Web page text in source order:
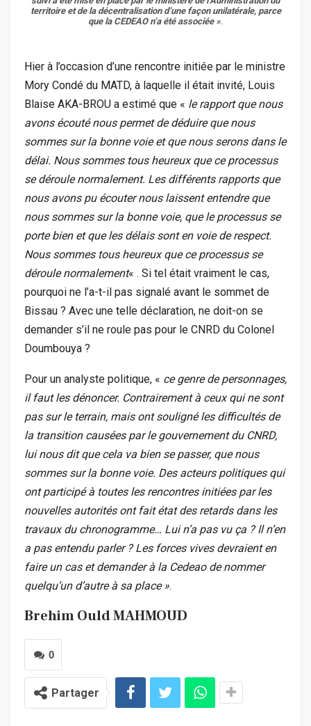
territoire et de la décentralisation d’une façon unilatérale, parce
que la CEDEAO n’a été associée».
Hier à l’occasion d’une rencontre initiée par le ministre
Mory Condé du MATD, à laquelle il était invité, Louis
Blaise AKA-BROU a estimé que « le rapport que nous
avons écouté nous permet de déduire que nous
sommes sur la bonne voie et que nous serons dans le
délai. Nous sommes tous heureux que ce processus
se déroule normalement. Les différents rapports que
nous avons pu écouter nous laissent entendre que
nous sommes sur la bonne voie, que le processus se
porte bien et que les délais sont en voie de respect.
Nous sommes tous heureux que ce processus se
déroule normalement« . Si tel était vraiment le cas,
pourquoi ne l’a-t-il pas signalé avant le sommet de
Bissau ? Avec une telle déclaration, ne doit-on se
demander s’il ne roule pas pour le CNRD du Colonel
Doumbouya ?
Pour un analyste politique, « ce genre de personnages,
il faut les dénoncer. Contrairement à ceux qui ne sont
pas sur le terrain, mais ont souligné les difficultés de
la transition causées par le gouvernement du CNRD,
lui nous dit que cela va bien se passer, que nous
sommes sur la bonne voie. Des acteurs politiques qui
ont participé à toutes les rencontres initiées par les
nouvelles autorités ont fait état des retards dans les
travaux du chronogramme… Lui n’a pas vu ça ? Il n’en
a pas entendu parler ? Les forces vives devraient en
faire un cas et demander à la Cedeao de nommer
quelqu’un d’autre à sa place ».
Brehim Ould MAHMOUD
0
Partager